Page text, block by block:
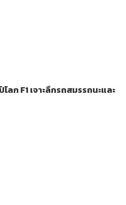
ก F1 เจาะลึกรถสมรรถนะและ